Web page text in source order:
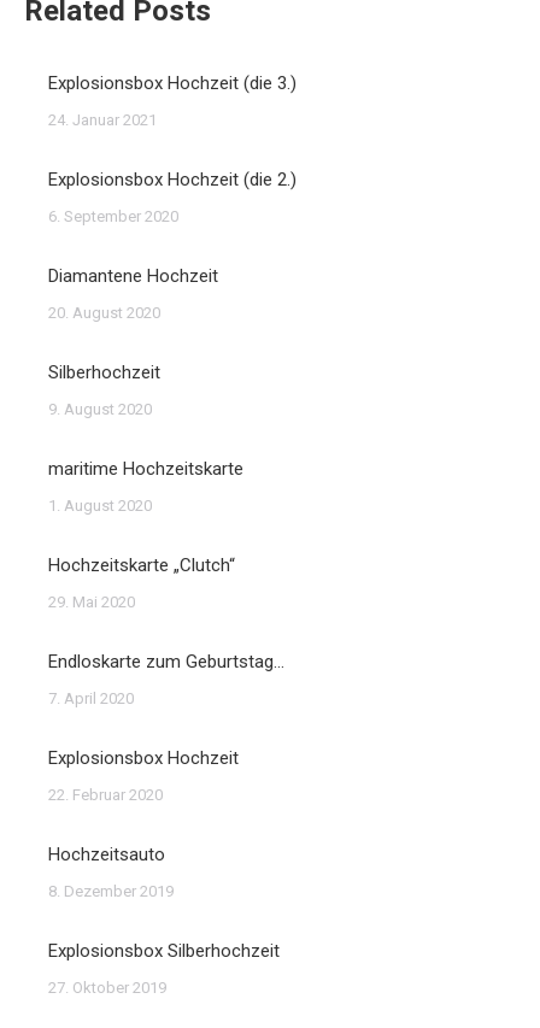
Related Posts
Explosionsbox Hochzeit (die 3.)
24. Januar 2021
Explosionsbox Hochzeit (die 2.)
6. September 2020
Diamantene Hochzeit
20. August 2020
Silberhochzeit
9. August 2020
maritime Hochzeitskarte
1. August 2020
Hochzeitskarte „Clutch“
29. Mai 2020
Endloskarte zum Geburtstag…
7. April 2020
Explosionsbox Hochzeit
22. Februar 2020
Hochzeitsauto
8. Dezember 2019
Explosionsbox Silberhochzeit
27. Oktober 2019